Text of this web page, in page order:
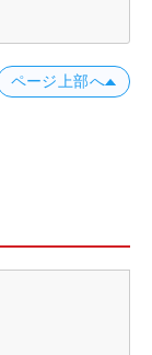
ページ上部へ